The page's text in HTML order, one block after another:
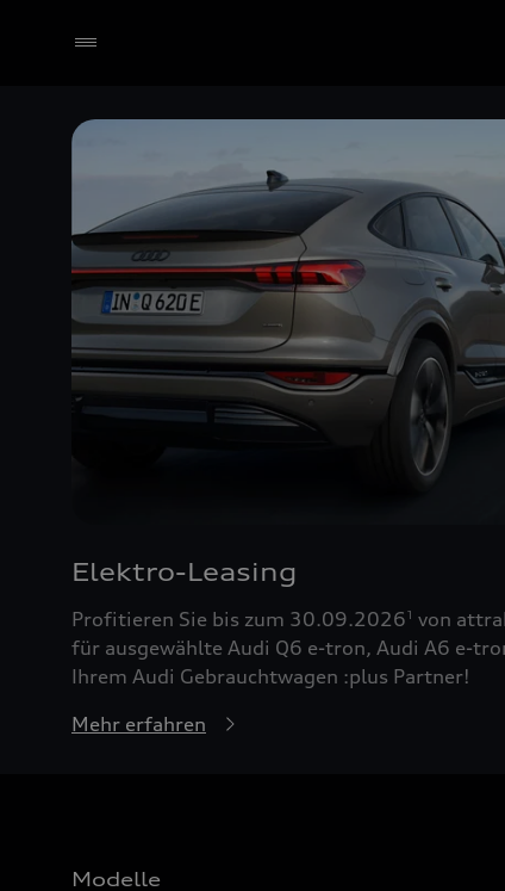
Elektro-Leasing
Profitieren Sie bis zum 30.09.20261 von
für ausgewählte Audi Q6 e-tron, Audi A6 e-
Ihrem Audi Gebrauchtwagen :plus Partner!
Mehr erfahren
Modelle